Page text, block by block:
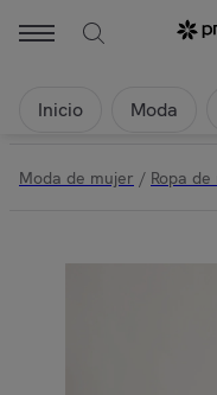
Inicio Moda
Moda de mujer / Ropa